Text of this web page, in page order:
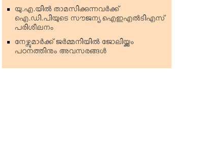
യു.എ.യില്‍ താമസിക്കുന്നവര്‍ക്ക്
ഐ.ഡി.പിയുടെ സൗജന്യ ഐഇഎല്‍ടിഎസ്
പരിശീലനം
നേഴ്സുമാര്‍ക്ക് ജര്‍മ്മനിയില്‍ ജോലിയ്ക്കും
പഠനത്തിനും അവസരങ്ങള്‍